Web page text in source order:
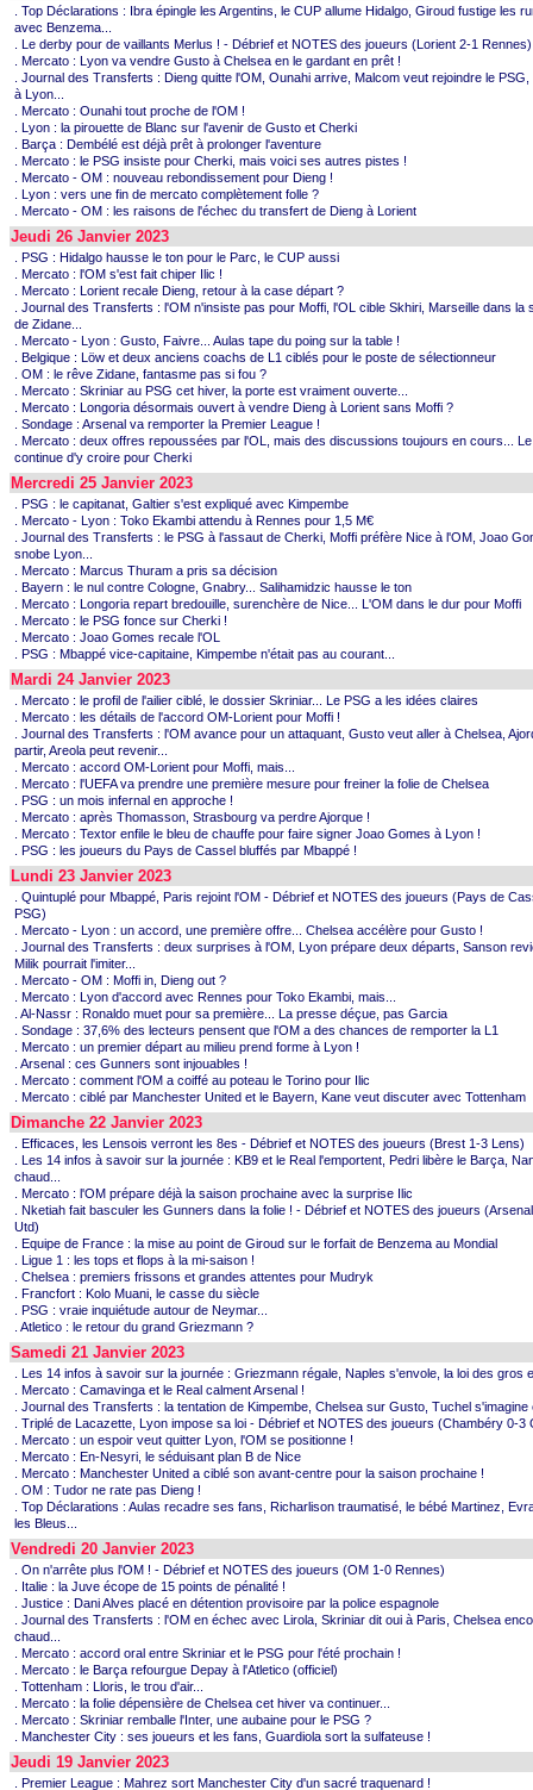
. Top Déclarations : Ibra épingle les Argentins, le CUP allume Hidalgo, Giroud fustige les
avec Benzema...
. Le derby pour de vaillants Merlus ! - Débrief et NOTES des joueurs (Lorient 2-1 Rennes)
. Mercato : Lyon va vendre Gusto à Chelsea en le gardant en prêt !
. Journal des Transferts : Dieng quitte l'OM, Ounahi arrive, Malcom veut rejoindre le
à Lyon...
. Mercato : Ounahi tout proche de l'OM !
. Lyon : la pirouette de Blanc sur l'avenir de Gusto et Cherki
. Barça : Dembélé est déjà prêt à prolonger l'aventure
. Mercato : le PSG insiste pour Cherki, mais voici ses autres pistes !
. Mercato - OM : nouveau rebondissement pour Dieng !
. Lyon : vers une fin de mercato complètement folle ?
. Mercato - OM : les raisons de l'échec du transfert de Dieng à Lorient
Jeudi 26 Janvier 2023
. PSG : Hidalgo hausse le ton pour le Parc, le CUP aussi
. Mercato : l'OM s'est fait chiper Ilic !
. Mercato : Lorient recale Dieng, retour à la case départ ?
. Journal des Transferts : l'OM n'insiste pas pour Moffi, l'OL cible Skhiri, Marseille dans la
de Zidane...
. Mercato - Lyon : Gusto, Faivre... Aulas tape du poing sur la table !
. Belgique : Löw et deux anciens coachs de L1 ciblés pour le poste de sélectionneur
. OM : le rêve Zidane, fantasme pas si fou ?
. Mercato : Skriniar au PSG cet hiver, la porte est vraiment ouverte...
. Mercato : Longoria désormais ouvert à vendre Dieng à Lorient sans Moffi ?
. Sondage : Arsenal va remporter la Premier League !
. Mercato : deux offres repoussées par l'OL, mais des discussions toujours en cours...
continue d'y croire pour Cherki
Mercredi 25 Janvier 2023
. PSG : le capitanat, Galtier s'est expliqué avec Kimpembe
. Mercato - Lyon : Toko Ekambi attendu à Rennes pour 1,5 M€
. Journal des Transferts : le PSG à l'assaut de Cherki, Moffi préfère Nice à l'OM, Joao
snobe Lyon...
. Mercato : Marcus Thuram a pris sa décision
. Bayern : le nul contre Cologne, Gnabry... Salihamidzic hausse le ton
. Mercato : Longoria repart bredouille, surenchère de Nice... L'OM dans le dur pour Moffi
. Mercato : le PSG fonce sur Cherki !
. Mercato : Joao Gomes recale l'OL
. PSG : Mbappé vice-capitaine, Kimpembe n'était pas au courant...
Mardi 24 Janvier 2023
. Mercato : le profil de l'ailier ciblé, le dossier Skriniar... Le PSG a les idées claires
. Mercato : les détails de l'accord OM-Lorient pour Moffi !
. Journal des Transferts : l'OM avance pour un attaquant, Gusto veut aller à Chelsea,
partir, Areola peut revenir...
. Mercato : accord OM-Lorient pour Moffi, mais...
. Mercato : l'UEFA va prendre une première mesure pour freiner la folie de Chelsea
. PSG : un mois infernal en approche !
. Mercato : après Thomasson, Strasbourg va perdre Ajorque !
. Mercato : Textor enfile le bleu de chauffe pour faire signer Joao Gomes à Lyon !
. PSG : les joueurs du Pays de Cassel bluffés par Mbappé !
Lundi 23 Janvier 2023
. Quintuplé pour Mbappé, Paris rejoint l'OM - Débrief et NOTES des joueurs (Pays de
PSG)
. Mercato - Lyon : un accord, une première offre... Chelsea accélère pour Gusto !
. Journal des Transferts : deux surprises à l'OM, Lyon prépare deux départs, Sanson
Milik pourrait l'imiter...
. Mercato - OM : Moffi in, Dieng out ?
. Mercato : Lyon d'accord avec Rennes pour Toko Ekambi, mais...
. Al-Nassr : Ronaldo muet pour sa première... La presse déçue, pas Garcia
. Sondage : 37,6% des lecteurs pensent que l'OM a des chances de remporter la L1
. Mercato : un premier départ au milieu prend forme à Lyon !
. Arsenal : ces Gunners sont injouables !
. Mercato : comment l'OM a coiffé au poteau le Torino pour Ilic
. Mercato : ciblé par Manchester United et le Bayern, Kane veut discuter avec Tottenham
Dimanche 22 Janvier 2023
. Efficaces, les Lensois verront les 8es - Débrief et NOTES des joueurs (Brest 1-3 Lens)
. Les 14 infos à savoir sur la journée : KB9 et le Real l'emportent, Pedri libère le Barça,
chaud...
. Mercato : l'OM prépare déjà la saison prochaine avec la surprise Ilic
. Nketiah fait basculer les Gunners dans la folie ! - Débrief et NOTES des joueurs
Utd)
. Equipe de France : la mise au point de Giroud sur le forfait de Benzema au Mondial
. Ligue 1 : les tops et flops à la mi-saison !
. Chelsea : premiers frissons et grandes attentes pour Mudryk
. Francfort : Kolo Muani, le casse du siècle
. PSG : vraie inquiétude autour de Neymar...
. Atletico : le retour du grand Griezmann ?
Samedi 21 Janvier 2023
. Les 14 infos à savoir sur la journée : Griezmann régale, Naples s'envole, la loi des gros
. Mercato : Camavinga et le Real calment Arsenal !
. Journal des Transferts : la tentation de Kimpembe, Chelsea sur Gusto, Tuchel s'imagine
. Triplé de Lacazette, Lyon impose sa loi - Débrief et NOTES des joueurs (Chambéry 0-3
. Mercato : un espoir veut quitter Lyon, l'OM se positionne !
. Mercato : En-Nesyri, le séduisant plan B de Nice
. Mercato : Manchester United a ciblé son avant-centre pour la saison prochaine !
. OM : Tudor ne rate pas Dieng !
. Top Déclarations : Aulas recadre ses fans, Richarlison traumatisé, le bébé Martinez,
les Bleus...
Vendredi 20 Janvier 2023
. On n'arrête plus l'OM ! - Débrief et NOTES des joueurs (OM 1-0 Rennes)
. Italie : la Juve écope de 15 points de pénalité !
. Justice : Dani Alves placé en détention provisoire par la police espagnole
. Journal des Transferts : l'OM en échec avec Lirola, Skriniar dit oui à Paris, Chelsea
chaud...
. Mercato : accord oral entre Skriniar et le PSG pour l'été prochain !
. Mercato : le Barça refourgue Depay à l'Atletico (officiel)
. Tottenham : Lloris, le trou d'air...
. Mercato : la folie dépensière de Chelsea cet hiver va continuer...
. Mercato : Skriniar remballe l'Inter, une aubaine pour le PSG ?
. Manchester City : ses joueurs et les fans, Guardiola sort la sulfateuse !
Jeudi 19 Janvier 2023
. Premier League : Mahrez sort Manchester City d'un sacré traquenard !